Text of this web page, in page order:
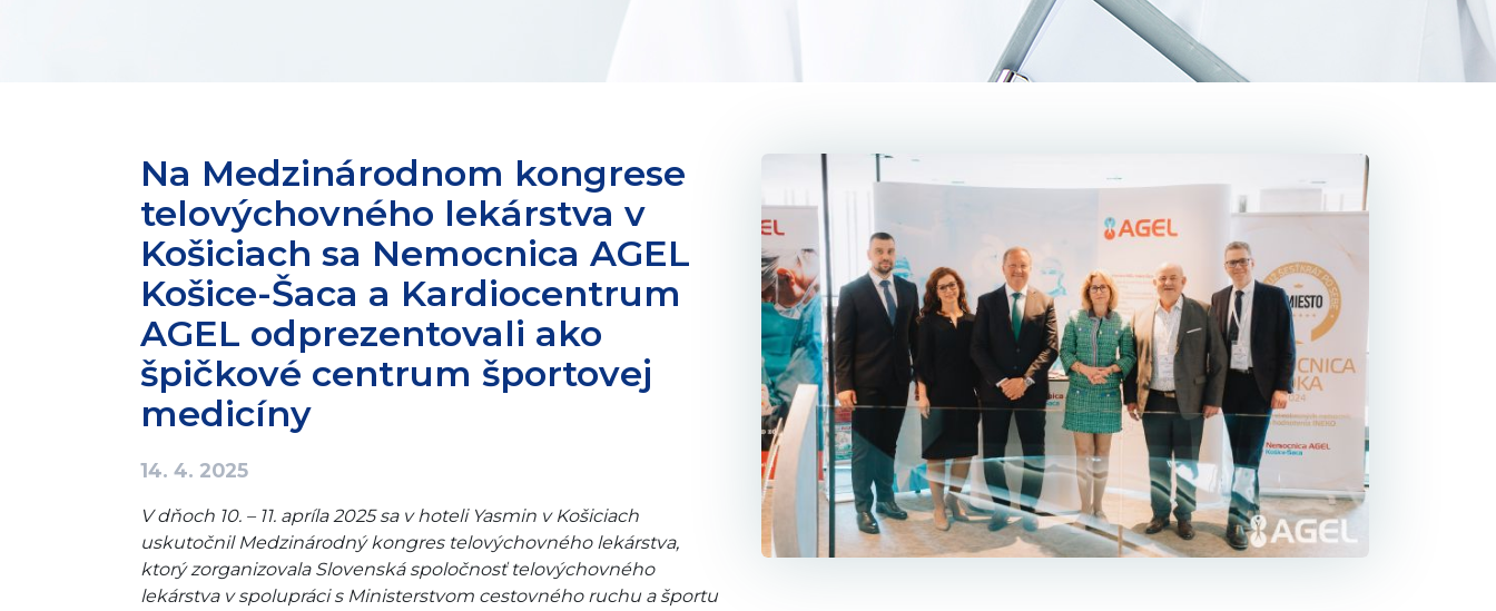
Na Medzinárodnom kongrese
telovýchovného lekárstva v
Košiciach sa Nemocnica AGEL
Košice-Šaca a Kardiocentrum
AGEL odprezentovali ako
špičkové centrum športovej
medicíny
14. 4. 2025
V dňoch 10. – 11. apríla 2025 sa v hoteli Yasmin v Košiciach
uskutočnil Medzinárodný kongres telovýchovného lekárstva,
ktorý zorganizovala Slovenská spoločnosť telovýchovného
lekárstva v spolupráci s Ministerstvom cestovného ruchu a športu